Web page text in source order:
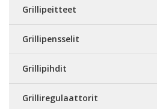
Grillipeitteet
Grillipensselit
Grillipihdit
Grilliregulaattorit